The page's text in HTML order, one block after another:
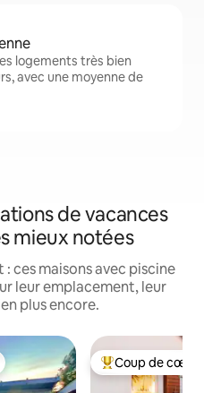
logements très bien
avec une moyenne de
de vacances
mieux notées
ces maisons avec piscine
leur emplacement, leur
plus encore.
plus appréciés Coups de cœur
Coup de cœur